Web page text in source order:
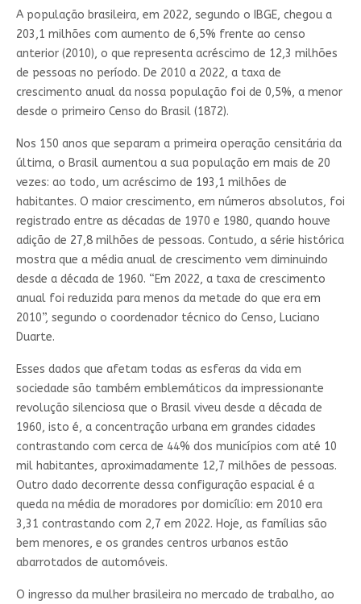
A população brasileira, em 2022, segundo o IBGE, chegou a
203,1 milhões com aumento de 6,5% frente ao censo
anterior (2010), o que representa acréscimo de 12,3 milhões
de pessoas no período. De 2010 a 2022, a taxa de
crescimento anual da nossa população foi de 0,5%, a menor
desde o primeiro Censo do Brasil (1872).
Nos 150 anos que separam a primeira operação censitária da
última, o Brasil aumentou a sua população em mais de 20
vezes: ao todo, um acréscimo de 193,1 milhões de
habitantes. O maior crescimento, em números absolutos, foi
registrado entre as décadas de 1970 e 1980, quando houve
adição de 27,8 milhões de pessoas. Contudo, a série histórica
mostra que a média anual de crescimento vem diminuindo
desde a década de 1960. “Em 2022, a taxa de crescimento
anual foi reduzida para menos da metade do que era em
2010”, segundo o coordenador técnico do Censo, Luciano
Duarte.
Esses dados que afetam todas as esferas da vida em
sociedade são também emblemáticos da impressionante
revolução silenciosa que o Brasil viveu desde a década de
1960, isto é, a concentração urbana em grandes cidades
contrastando com cerca de 44% dos municípios com até 10
mil habitantes, aproximadamente 12,7 milhões de pessoas.
Outro dado decorrente dessa configuração espacial é a
queda na média de moradores por domicílio: em 2010 era
3,31 contrastando com 2,7 em 2022. Hoje, as famílias são
bem menores, e os grandes centros urbanos estão
abarrotados de automóveis.
O ingresso da mulher brasileira no mercado de trabalho, ao